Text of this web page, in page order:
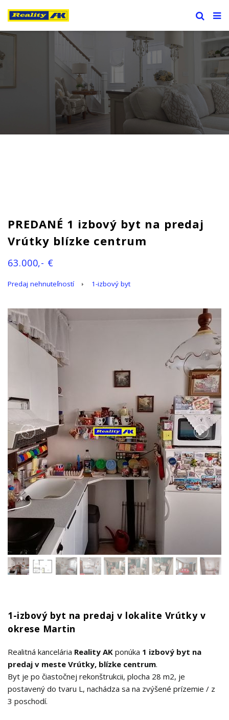
PREDANÉ 1 izbový byt na predaj
Vrútky blízke centrum
63.000,- €
Predaj nehnuteľností 1-izbový byt
1-izbový byt na predaj v lokalite Vrútky v
okrese Martin
Realitná kancelária Reality AK ponúka 1 izbový byt na
predaj v meste Vrútky, blízke centrum.
Byt je po čiastočnej rekonštrukcii, plocha 28 m2, je
postavený do tvaru L, nachádza sa na zvýšené prízemie / z
3 poschodí.